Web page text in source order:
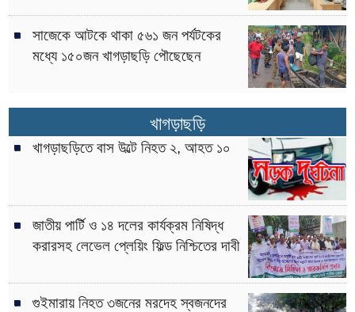
সাজেকে আটকে থাকা ৫৬১ জন পর্যটকের
মধ্যে ১৫০জন খাগড়াছড়ি পৌছেছেন
খাগড়াছড়ি
খাগড়াছড়িতে বাস উল্টে নিহত ২, আহত ১০
জাতীয় পার্টি ও ১৪ দলের কার্যক্রম নিষিদ্ধ
করারসহ লেভেল প্লেয়িং ফিল্ড নিশ্চিতের দাবী
গুইমারায় নিহত ৩জনের মরদেহ স্বজনদের